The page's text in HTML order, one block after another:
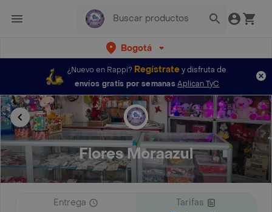
Bogotá
¿Nuevo en Rappi? Regístratey disfruta de
envíos gratis por semanas Aplican TyC
Flores Moraazul
Entrega
Tarifas